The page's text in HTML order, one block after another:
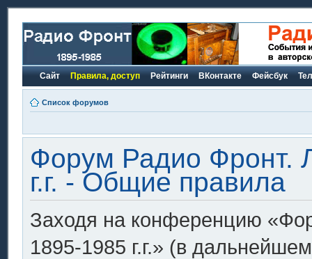
Сайт Правила, доступ Рейтинги ВКонтакте Фейсбук
Список форумов
Форум Радио Фронт.
г.г. - Общие правила
Заходя на конференцию
1895-1985 г.г.» (в